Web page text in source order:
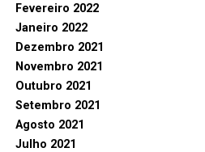
Fevereiro 2022
Janeiro 2022
Dezembro 2021
Novembro 2021
Outubro 2021
Setembro 2021
Agosto 2021
Julho 2021